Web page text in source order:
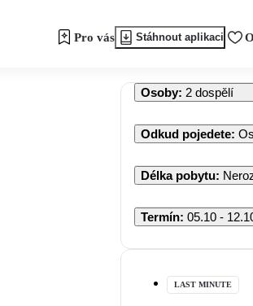
Pro vás Stáhnout aplikaci
Osoby: 2 dospělí
Odkud pojedete:
Délka pobytu:
Termín: 05.10 -
LAST MINUTE